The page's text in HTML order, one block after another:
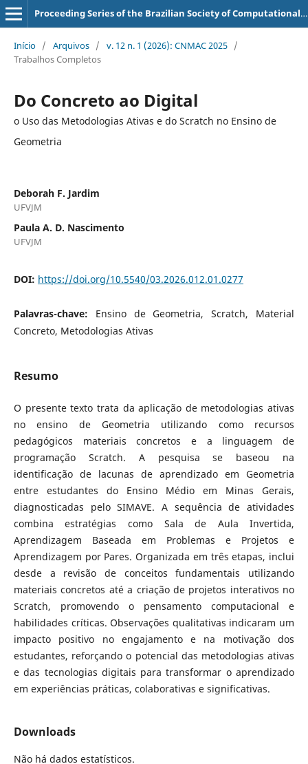
Proceeding Series of the Brazilian Society of Computational and Applied Mathematics
Início / Arquivos / v. 12 n. 1 (2026): CNMAC 2025 /
Trabalhos Completos
Do Concreto ao Digital
o Uso das Metodologias Ativas e do Scratch no Ensino de
Geometria
Deborah F. Jardim
UFVJM
Paula A. D. Nascimento
UFVJM
DOI: https://doi.org/10.5540/03.2026.012.01.0277
Palavras-chave: Ensino de Geometria, Scratch, Material
Concreto, Metodologias Ativas
Resumo
O presente texto trata da aplicação de metodologias ativas
no ensino de Geometria utilizando como recursos
pedagógicos materiais concretos e a linguagem de
programação Scratch. A pesquisa se baseou na
identificação de lacunas de aprendizado em Geometria
entre estudantes do Ensino Médio em Minas Gerais,
diagnosticadas pelo SIMAVE. A sequência de atividades
combina estratégias como Sala de Aula Invertida,
Aprendizagem Baseada em Problemas e Projetos e
Aprendizagem por Pares. Organizada em três etapas, inclui
desde a revisão de conceitos fundamentais utilizando
materiais concretos até a criação de projetos interativos no
Scratch, promovendo o pensamento computacional e
habilidades críticas. Observações qualitativas indicaram um
impacto positivo no engajamento e na motivação dos
estudantes, reforçando o potencial das metodologias ativas
e das tecnologias digitais para transformar o aprendizado
em experiências práticas, colaborativas e significativas.
Downloads
Não há dados estatísticos.